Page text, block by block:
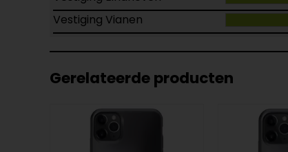
Vestiging Vianen
Gerelateerde producten